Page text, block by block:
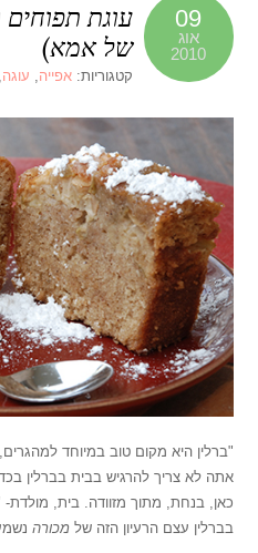
09
אוג
2010
עוגת תפוחים
של אמא)
קטגוריות:אפייה, עוגה
"ברלין היא מקום טוב במיוחד
אתה לא צריך להרגיש בבית בברלין
כאן, בנחת, מתוך מזוודה. בית,
בברלין עצם הרעיון הזה שלמכורה